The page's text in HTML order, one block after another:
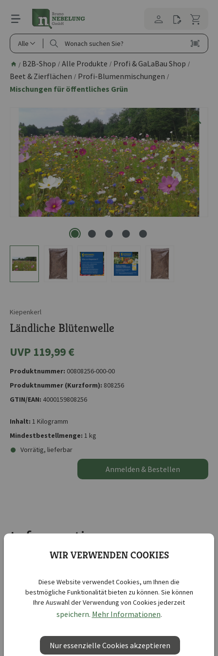
springen
Alle
/ B2B-Shop / Alle Produkte / Profi & GaLaBau Shop /
Beet & Zierflächen / Profi-Blumenmischungen /
Mischungen für öffentliches Grün
Kiepenkerl
Ländliche Blütenwelle
UVP 119,99 €
Produktnummer: 00808256-000-00
Produktnummer (Kurzform): 808256
GTIN/EAN: 4000159808256
Inhalt: 1 Kilogramm
Mindestbestellmenge: 1 kg
Vorrätig, lieferbar
Anmelden & Bestellen
Informationen
Produktinformationen "Ländliche Blütenwelle"
Besonders widerstandsfähige Mischung gegen Trockenheit und
Wärme u.a. in den Farben orange, rot, gelb und weiß. Sie blüht von
Juli bis zum Frost und erfreut mit einer Höhe von 1-1,5 m. Der Boden
ist gut bedeckt und gibt Insekten reichlich Nahrung.
Zusammengesetzt ist sie u.a. aus den Kulturarten
Kurzbezeichnung :
Ländliche Blütenwelle
WIR VERWENDEN COOKIES
Diese Website verwendet Cookies, um Ihnen die
bestmögliche Funktionalität bieten zu können. Sie können
Ihre Auswahl der Verwendung von Cookies jederzeit
speichern. Mehr Informationen.
Nur essenzielle Cookies akzeptieren